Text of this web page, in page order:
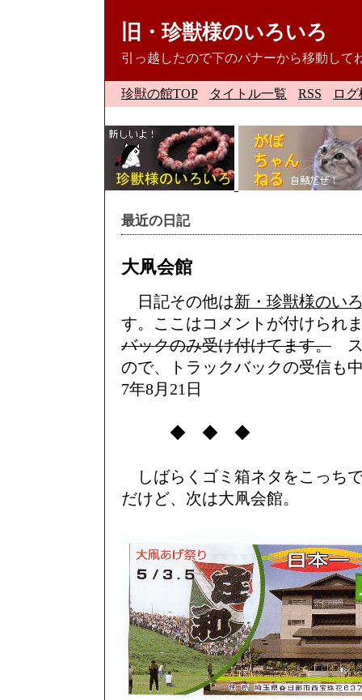
旧・珍獣様のいろいろ
引っ越したので下のバナーから移動して
珍獣の館TOP タイトル一覧 RSS ロ
最近の日記
大凧会館
日記その他は新・珍獣様のい
す。ここはコメントが付けられ
バックのみ受け付けてます。 ス
ので、トラックバックの受信も
7年8月21日
◆ ◆ ◆
しばらくゴミ箱ネタをこっち
だけど、次は大凧会館。